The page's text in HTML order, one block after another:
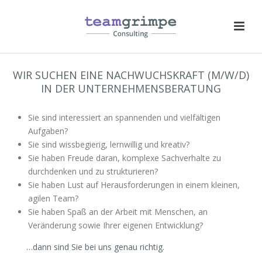
WIR SUCHEN EINE NACHWUCHSKRAFT (M/W/D)
IN DER UNTERNEHMENSBERATUNG
Sie sind interessiert an spannenden und vielfältigen
Aufgaben?
Sie sind wissbegierig, lernwillig und kreativ?
Sie haben Freude daran, komplexe Sachverhalte zu
durchdenken und zu strukturieren?
Sie haben Lust auf Herausforderungen in einem kleinen,
agilen Team?
Sie haben Spaß an der Arbeit mit Menschen, an
Veränderung sowie Ihrer eigenen Entwicklung?
…dann sind Sie bei uns genau richtig.